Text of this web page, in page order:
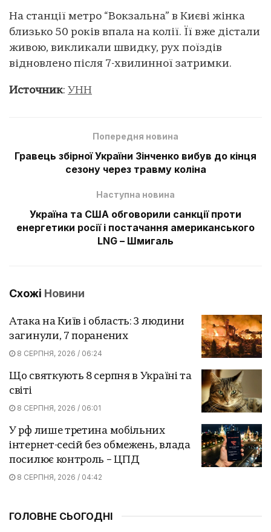
На станції метро “Вокзальна” в Києві жінка
близько 50 років впала на колії. Її вже дістали
живою, викликали швидку, рух поїздів
відновлено після 7-хвилинної затримки.
Источник: УНН
Попередня новина
Гравець збірної України Зінченко вибув до кінця
сезону через травму коліна
Наступна новина
Україна та США обговорили санкції проти
енергетики росії і постачання американського
LNG – Шмигаль
Схожі Новини
Атака на Київ і область: 3 людини
загинули, 7 поранених
8 СЕРПНЯ, 2026 / 06:24
Що святкують 8 серпня в Україні та
світі
8 СЕРПНЯ, 2026 / 06:01
У рф лише третина мобільних
інтернет-сесій без обмежень, влада
посилює контроль – ЦПД
8 СЕРПНЯ, 2026 / 04:42
ГОЛОВНЕ СЬОГОДНІ